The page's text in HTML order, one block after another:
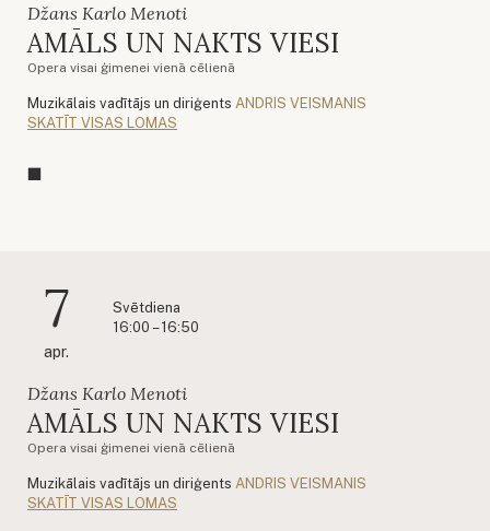
Džans Karlo Menoti
AMĀLS UN NAKTS VIESI
Opera visai ģimenei vienā cēlienā
Muzikālais vadītājs un diriģents ANDRIS VEISMANIS
SKATĪT VISAS LOMAS
7
apr.
Svētdiena
16:00 – 16:50
Džans Karlo Menoti
AMĀLS UN NAKTS VIESI
Opera visai ģimenei vienā cēlienā
Muzikālais vadītājs un diriģents ANDRIS VEISMANIS
SKATĪT VISAS LOMAS